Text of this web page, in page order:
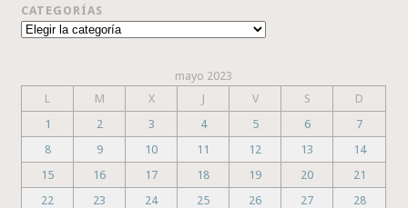
CATEGORÍAS
Categorías
mayo 2023
L
M X J V S
D
1
2 3 4 5 6
7
8
9 10 11 12 13
14
15
16 17 18 19 20
21
22
23 24 25 26 27
28